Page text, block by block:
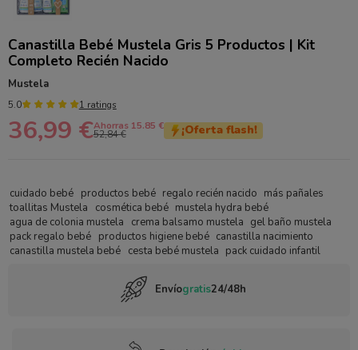
Canastilla Bebé Mustela Gris 5 Productos | Kit
Completo Recién Nacido
Mustela
5.0 1 ratings
36,99 €Ahorras 15.85 €
52,84 € ¡Oferta flash!
cuidado bebé productos bebé regalo recién nacido más pañales
toallitas Mustela
cosmética bebé mustela hydra bebé
agua de colonia mustela
crema balsamo mustela gel baño mustela
pack regalo bebé productos higiene bebé canastilla nacimiento
canastilla mustela bebé cesta bebé mustela pack cuidado infantil
Envíogratis24/48h